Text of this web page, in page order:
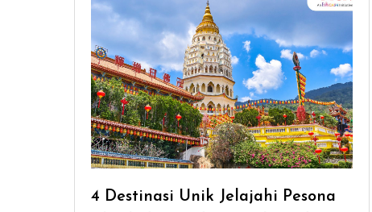
4 Destinasi Unik Jelajahi Pesona